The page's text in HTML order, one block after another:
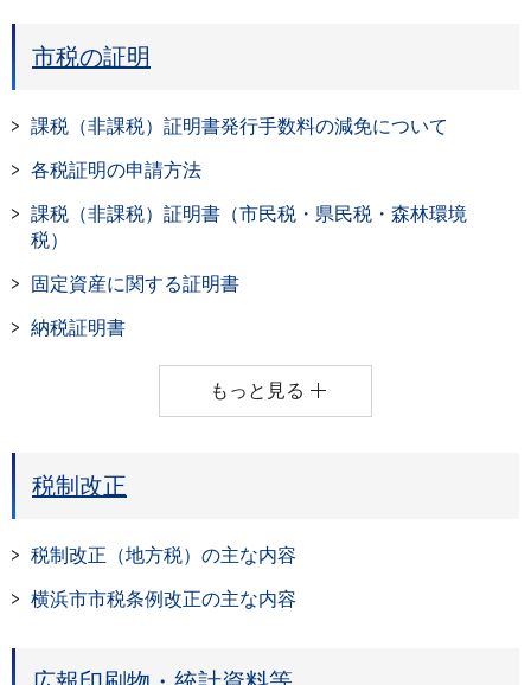
市税の証明
課税（非課税）証明書発行手数料の減免について
各税証明の申請方法
課税（非課税）証明書（市民税・県民税・森林環境
税）
固定資産に関する証明書
納税証明書
もっと見る
税制改正
税制改正（地方税）の主な内容
横浜市市税条例改正の主な内容